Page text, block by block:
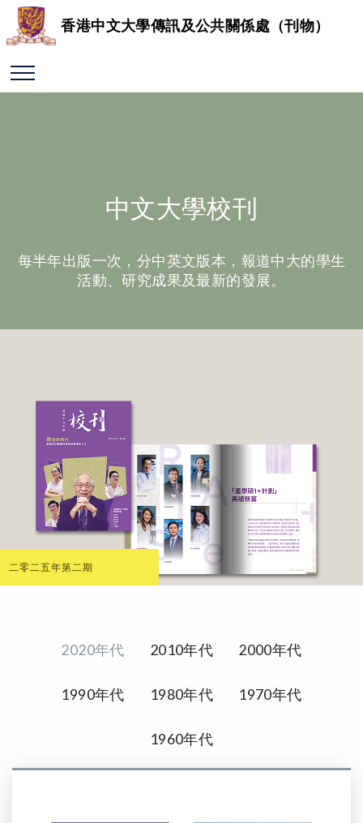
香港中文大學傳訊及公共關係處（刊物）
中文大學校刊
每半年出版一次，分中英文版本，報道中大的學生
活動、研究成果及最新的發展。
二零二五年第二期
2020年代 2010年代 2000年代
1990年代 1980年代 1970年代
1960年代